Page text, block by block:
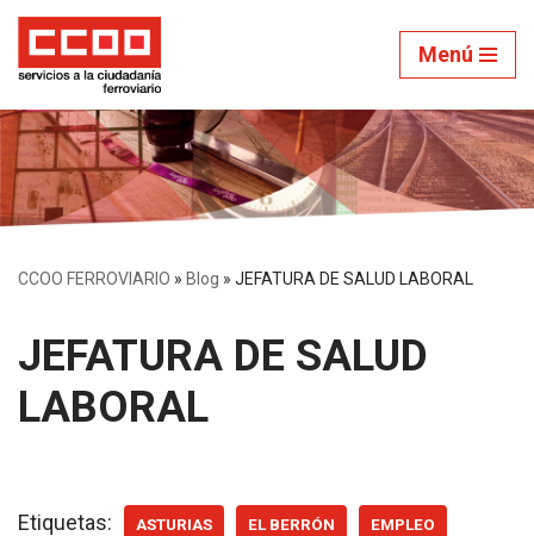
Saltar
contenido
Menú
CCOO FERROVIARIO » Blog » JEFATURA DE SALUD LABORAL
JEFATURA DE SALUD
LABORAL
Etiquetas: ASTURIAS EL BERRÓN EMPLEO